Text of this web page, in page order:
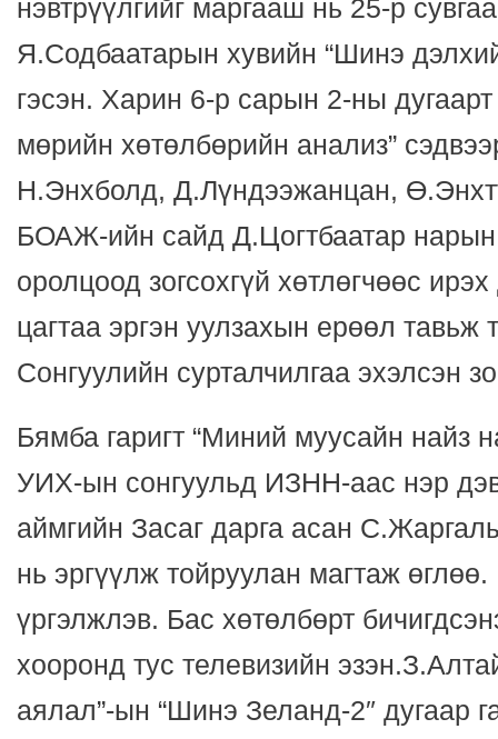
нэвтрүүлгийг маргааш нь 25-р
Я.Содбаатарын хувийн “Шинэ
гэсэн. Харин 6-р сарын 2-ны
мөрийн хөтөлбөрийн анализ”
Н.Энхболд, Д.Лүндээжанцан,
БОАЖ-ийн сайд Д.Цогтбаатар нарын
оролцоод зогсохгүй хөтлөгчөөс
цагтаа эргэн уулзахын ерөөл тавьж
Сонгуулийн сурталчилгаа эхэлсэн
Бямба гаригт “Миний муусайн найз
УИХ-ын сонгуульд ИЗНН-аас нэр
аймгийн Засаг дарга асан
нь эргүүлж тойруулан магтаж
үргэлжлэв. Бас хөтөлбөрт
хооронд тус телевизийн
аялал”-ын “Шинэ Зеланд-2″ дугаар